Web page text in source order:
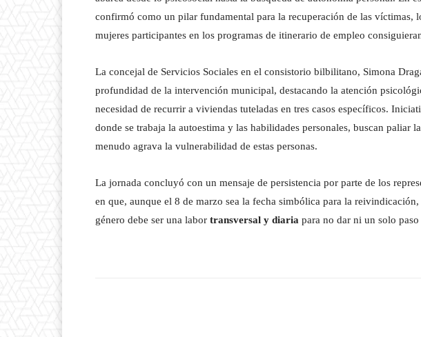
confirmó como un pilar fundamental para la recuperación de las víctimas,
mujeres participantes en los programas de itinerario de empleo
La concejal de Servicios Sociales en el consistorio bilbilitano, Simona
profundidad de la intervención municipal, destacando la atención
necesidad de recurrir a viviendas tuteladas en tres casos específicos.
donde se trabaja la autoestima y las habilidades personales, buscan paliar
menudo agrava la vulnerabilidad de estas personas.
La jornada concluyó con un mensaje de persistencia por parte de los
en que, aunque el 8 de marzo sea la fecha simbólica para la
género debe ser una labor transversal y diaria para no dar ni un solo